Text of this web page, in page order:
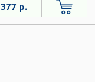
377 р.